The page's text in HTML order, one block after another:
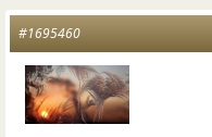
#1695460